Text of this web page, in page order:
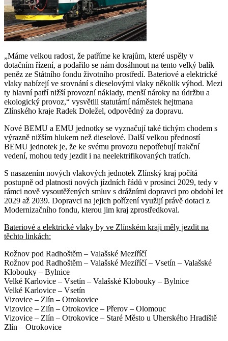
„Máme velkou radost, že patříme ke krajům, které uspěly v
dotačním řízení, a podařilo se nám dosáhnout na tento velký balík
peněz ze Státního fondu životního prostředí. Bateriové a elektrické
vlaky nabízejí ve srovnání s dieselovými vlaky několik výhod. Mezi
ty hlavní patří nižší provozní náklady, menší nároky na údržbu a
ekologický provoz,“ vysvětlil statutární náměstek hejtmana
Zlínského kraje Radek Doležel, odpovědný za dopravu.
Nové BEMU a EMU jednotky se vyznačují také tichým chodem s
výrazně nižším hlukem než dieselové. Další velkou předností
BEMU jednotek je, že ke svému provozu nepotřebují trakční
vedení, mohou tedy jezdit i na neelektrifikovaných tratích.
S nasazením nových vlakových jednotek Zlínský kraj počítá
postupně od platnosti nových jízdních řádů v prosinci 2029, tedy v
rámci nově vysoutěžených smluv s drážními dopravci pro období let
2029 až 2039. Dopravci na jejich pořízení využijí právě dotaci z
Modernizačního fondu, kterou jim kraj zprostředkoval.
Bateriové a elektrické vlaky by ve Zlínském kraji měly jezdit na
těchto linkách:
Rožnov pod Radhoštěm – Valašské Meziříčí
Rožnov pod Radhoštěm – Valašské Meziříčí – Vsetín – Valašské
Klobouky – Bylnice
Velké Karlovice – Vsetín – Valašské Klobouky – Bylnice
Velké Karlovice – Vsetín
Vizovice – Zlín – Otrokovice
Vizovice – Zlín – Otrokovice – Přerov – Olomouc
Vizovice – Zlín – Otrokovice – Staré Město u Uherského Hradiště
Zlín – Otrokovice